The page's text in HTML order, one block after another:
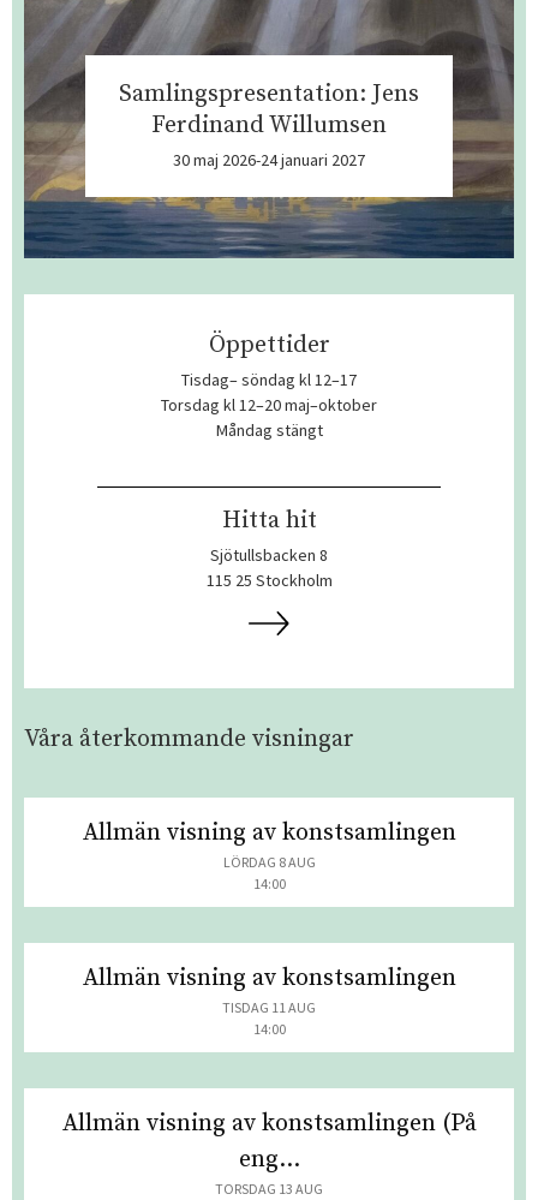
Samlingspresentation: Jens
Ferdinand Willumsen
30 maj 2026-24 januari 2027
Öppettider
Tisdag– söndag kl 12–17
Torsdag kl 12–20 maj–oktober
Måndag stängt
Hitta hit
Sjötullsbacken 8
115 25 Stockholm
Våra återkommande visningar
Allmän visning av konstsamlingen
LÖRDAG 8 AUG
14:00
Allmän visning av konstsamlingen
TISDAG 11 AUG
14:00
Allmän visning av konstsamlingen (På
eng...
TORSDAG 13 AUG